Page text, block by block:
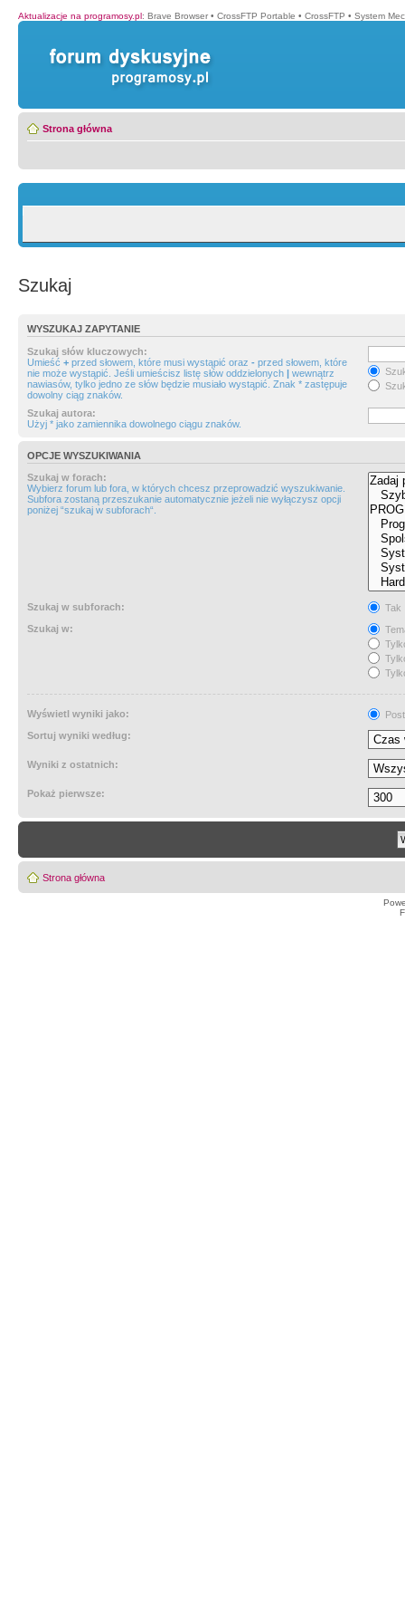
Aktualizacje na programosy.pl: Brave Browser • CrossFTP Portable • CrossFTP • System
Strona główna
Szukaj
WYSZUKAJ ZAPYTANIE
Szukaj słów kluczowych:
Umieść + przed słowem, które musi wystąpić oraz - przed słowem, które
nie może wystąpić. Jeśli umieścisz listę słów oddzielonych | wewnątrz
nawiasów, tylko jedno ze słów będzie musiało wystąpić. Znak * zastępuje
dowolny ciąg znaków.
Szukaj autora:
Użyj * jako zamiennika dowolnego ciągu znaków.
OPCJE WYSZUKIWANIA
Szukaj w forach:
Wybierz forum lub fora, w których chcesz przeprowadzić wyszukiwanie.
Subfora zostaną przeszukanie automatycznie jeżeli nie wyłączysz opcji
poniżej “szukaj w subforach“.
Szukaj w subforach:
Tak
Szukaj w:
Wyświetl wyniki jako:
Sortuj wyniki według:
Wyniki z ostatnich:
Pokaż pierwsze:
Strona główna